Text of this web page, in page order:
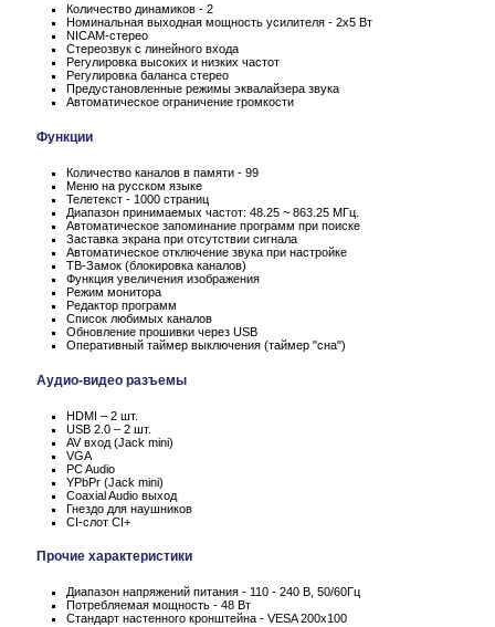
Количество динамиков - 2
Номинальная выходная мощность усилителя - 2x5 Вт
NICAM-стерео
Стереозвук с линейного входа
Регулировка высоких и низких частот
Регулировка баланса стерео
Предустановленные режимы эквалайзера звука
Автоматическое ограничение громкости
Функции
Количество каналов в памяти - 99
Меню на русском языке
Телетекст - 1000 страниц
Диапазон принимаемых частот: 48.25 ~ 863.25 МГц.
Автоматическое запоминание программ при поиске
Заставка экрана при отсутствии сигнала
Автоматическое отключение звука при настройке
ТВ-Замок (блокировка каналов)
Функция увеличения изображения
Режим монитора
Редактор программ
Список любимых каналов
Обновление прошивки через USB
Оперативный таймер выключения (таймер "сна")
Аудио-видео разъемы
HDMI – 2 шт.
USB 2.0 – 2 шт.
AV вход (Jack mini)
VGA
PC Audio
YPbPr (Jack mini)
Coaxial Audio выход
Гнездо для наушников
CI-слот CI+
Прочие характеристики
Диапазон напряжений питания - 110 - 240 В, 50/60Гц
Потребляемая мощность - 48 Вт
Стандарт настенного кронштейна - VESA 200x100